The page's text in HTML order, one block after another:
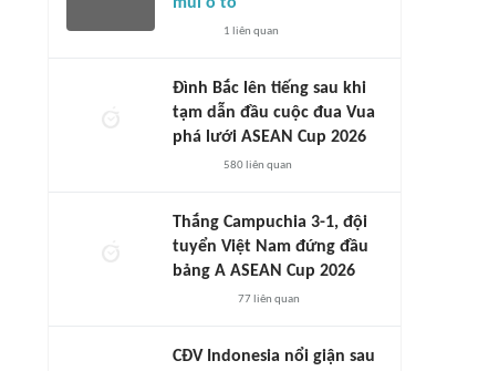
1 liên quan
Đình Bắc lên tiếng sau khi
tạm dẫn đầu cuộc đua Vua
phá lưới ASEAN Cup 2026
580liên quan
Thắng Campuchia 3-1, đội
tuyển Việt Nam đứng đầu
bảng A ASEAN Cup 2026
77liên quan
CĐV Indonesia nổi giận sau